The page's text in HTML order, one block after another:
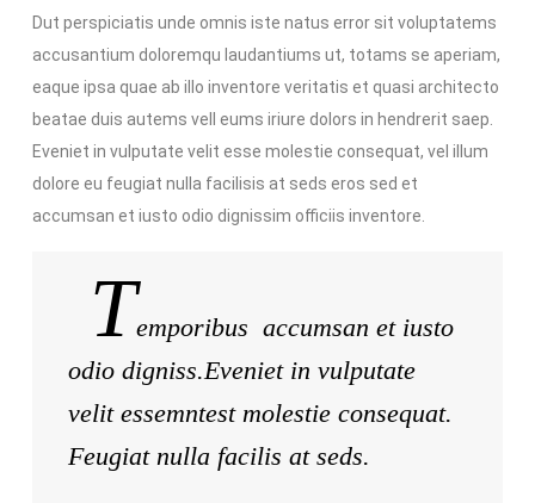
Dut perspiciatis unde omnis iste natus error sit voluptatems
accusantium doloremqu laudantiums ut, totams se aperiam,
eaque ipsa quae ab illo inventore veritatis et quasi architecto
beatae duis autems vell eums iriure dolors in hendrerit saep.
Eveniet in vulputate velit esse molestie consequat, vel illum
dolore eu feugiat nulla facilisis at seds eros sed et
accumsan et iusto odio dignissim officiis inventore.
Temporibus accumsan et iusto
odio digniss.Eveniet in vulputate
velit essemntest molestie consequat.
Feugiat nulla facilis at seds.